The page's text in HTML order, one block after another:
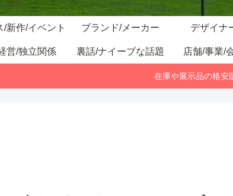
/新作/イベント ブランド/メーカー デザイナ
営/独立関係 裏話/ナイーブな話題 店舗/事業/
在庫や展示品の格安